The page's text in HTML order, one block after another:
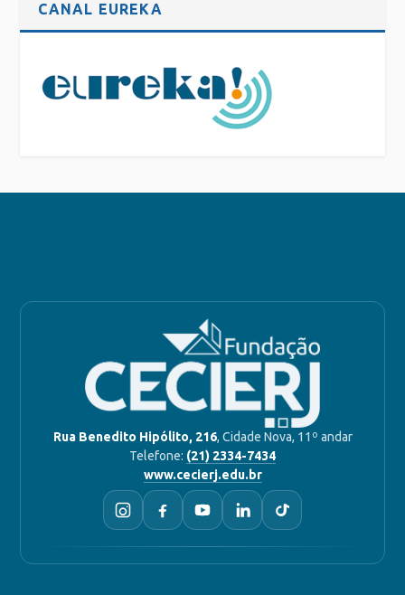
CANAL EUREKA
Rua Benedito Hipólito, 216, Cidade Nova, 11º andar
Telefone: (21) 2334-7434
www.cecierj.edu.br